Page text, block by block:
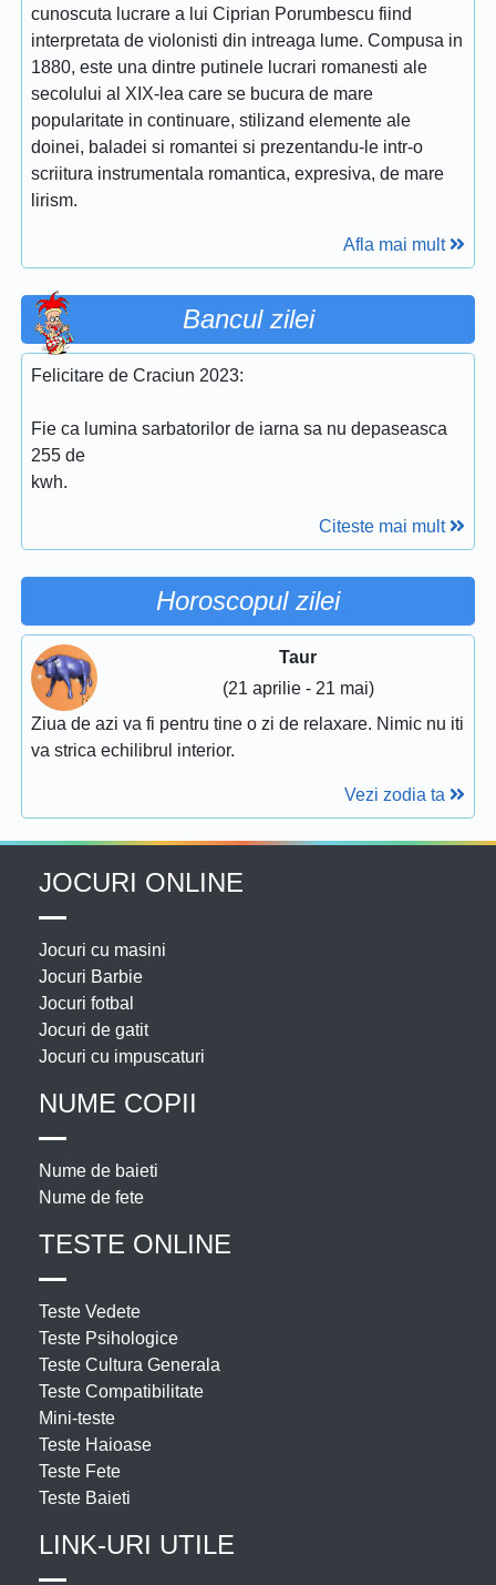
cunoscuta lucrare a lui Ciprian Porumbescu fiind
interpretata de violonisti din intreaga lume. Compusa in
1880, este una dintre putinele lucrari romanesti ale
secolului al XIX-lea care se bucura de mare
popularitate in continuare, stilizand elemente ale
doinei, baladei si romantei si prezentandu-le intr-o
scriitura instrumentala romantica, expresiva, de mare
lirism.
Afla mai mult
Bancul zilei
Felicitare de Craciun 2023:
Fie ca lumina sarbatorilor de iarna sa nu depaseasca
255 de
kwh.
Citeste mai mult
Horoscopul zilei
Taur
(21 aprilie - 21 mai)
Ziua de azi va fi pentru tine o zi de relaxare. Nimic nu iti
va strica echilibrul interior.
Vezi zodia ta
JOCURI ONLINE
Jocuri cu masini
Jocuri Barbie
Jocuri fotbal
Jocuri de gatit
Jocuri cu impuscaturi
NUME COPII
Nume de baieti
Nume de fete
TESTE ONLINE
Teste Vedete
Teste Psihologice
Teste Cultura Generala
Teste Compatibilitate
Mini-teste
Teste Haioase
Teste Fete
Teste Baieti
LINK-URI UTILE